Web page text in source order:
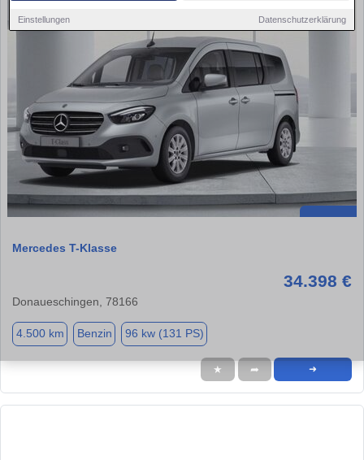
Einstellungen Datenschutzerklärung
Mercedes T-Klasse
34.398 €
Donaueschingen, 78166
4.500 km Benzin 96 kw (131 PS)
★ ➦ ➜